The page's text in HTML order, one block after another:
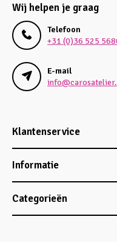
Wij helpen je graag
Telefoon
+31 (0)36 525
E-mail
Klantenservice
Informatie
Categorieën